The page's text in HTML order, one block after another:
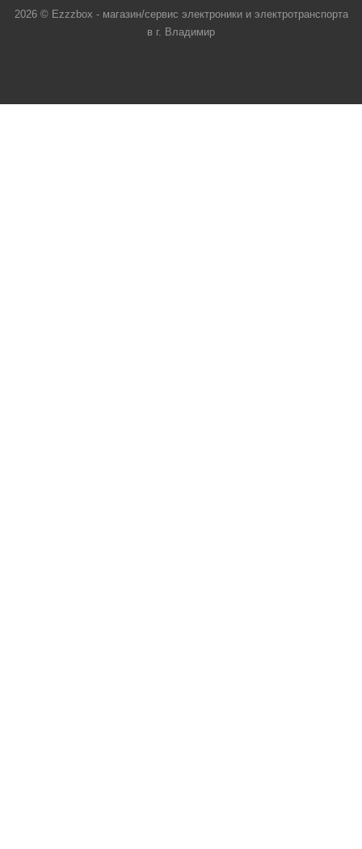
2026 © Ezzzbox - магазин/сервис электроники и электротранспорта
в г. Владимир